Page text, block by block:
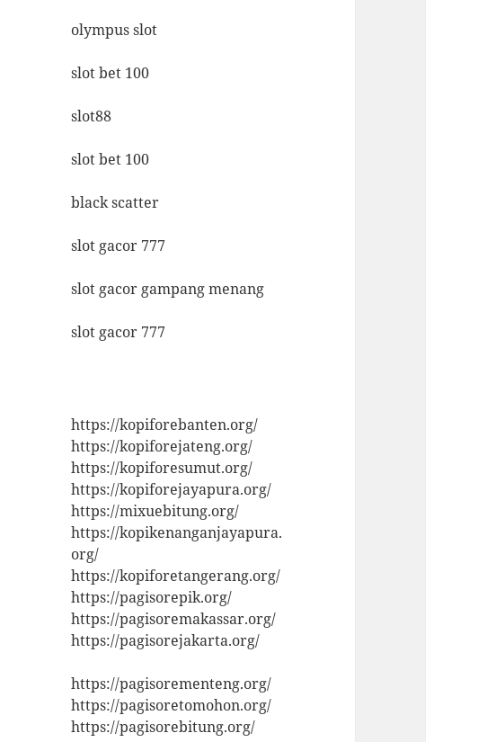
olympus slot
slot bet 100
slot88
slot bet 100
black scatter
slot gacor 777
slot gacor gampang menang
slot gacor 777
https://kopiforebanten.org/
https://kopiforejateng.org/
https://kopiforesumut.org/
https://kopiforejayapura.org/
https://mixuebitung.org/
https://kopikenanganjayapura.
org/
https://kopiforetangerang.org/
https://pagisorepik.org/
https://pagisoremakassar.org/
https://pagisorejakarta.org/
https://pagisorementeng.org/
https://pagisoretomohon.org/
https://pagisorebitung.org/